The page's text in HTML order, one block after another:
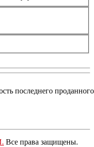
последнего
Все права защищены.